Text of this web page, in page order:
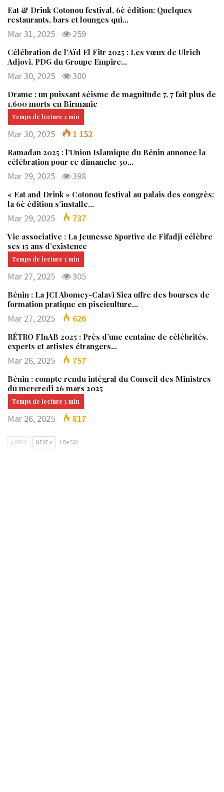
Eat & Drink Cotonou festival, 6è édition: Quelques
restaurants, bars et lounges qui…
Mar 31, 2025 259
Célébration de l’Aïd El Fitr 2025 : Les vœux de Ulrich
Adjovi, PDG du Groupe Empire…
Mar 30, 2025 300
Drame : un puissant séisme de magnitude 7, 7 fait plus de
1.600 morts en Birmanie
Mar 30, 2025 1 152
Ramadan 2025 : l’Union Islamique du Bénin annonce la
célébration pour ce dimanche 30…
Mar 29, 2025 398
« Eat and Drink » Cotonou festival au palais des congrès:
la 6è édition s’installe…
Mar 29, 2025 737
Vie associative : La Jeunesse Sportive de Fifadji célèbre
ses 15 ans d’existence
Mar 27, 2025 305
Bénin : La JCI Abomey-Calavi Sica offre des bourses de
formation pratique en pisciculture…
Mar 27, 2025 626
RÉTRO FInAB 2025 : Près d’une centaine de célébrités,
experts et artistes étrangers…
Mar 26, 2025 757
Bénin : compte rendu intégral du Conseil des Ministres
du mercredi 26 mars 2025
Mar 26, 2025 817
PREV NEXT 1 De 533